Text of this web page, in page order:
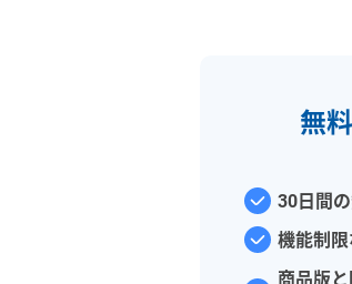
無
30日間
機能制
商品版